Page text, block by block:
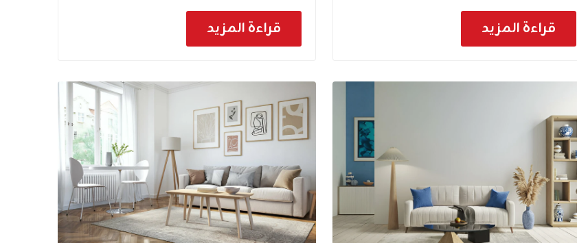
عشان توفر فلوسك وتحصل على مكيف
كويس. طيب، إزاي نعمل ده صح؟ تعالوا بينا
نشوف. ليه تشتري مكيف سبليت مستعمل؟
مستعمل. أولًا، السعر بيكون أقل بكتير من
ممتازة بس أصحابها بيبيعوها عشان بيغيروا
الأثاث أو بينقلوا لمكان تاني. تالتًا، لو اخترت صح،
هتاخد مكيف يشتغل كويس ويبردلك البيت
من غير ما تدفع مبلغ كبير. الميزة التفاصيل
السعر المنخفض توفير كبير في التكاليف
مقارنة بالمكيفات الجديدة. فرص جيدة إمكانية
قراءة المزيد
المكيفات الجديدة غالية أوي. هنا يجي دور
المكيفات المستعملة. بس كيف تشتري
مكيف مستعمل كويس وما تندمش بعدين؟
كويسة؟ المكيفات المستعملة ممكن تكون
حل ممتاز لو ميزانيتك محدودة. بتوفر فلوس
كتير، وفي نفس الوقت تقدر تحصل على مكيف
يبرد لك البيت كويس. لكن لازم تكون حريص
وتعرف كيف تختار صح عشان ما تقع في
مشاكل. جدول أهم النقاط اللي لازم تعرفها
النقطة الأهمية الفحص الدقيق تأكد من حالة
المكيف قبل الشراء. السعر المناسب لا تدفع
قراءة المزيد